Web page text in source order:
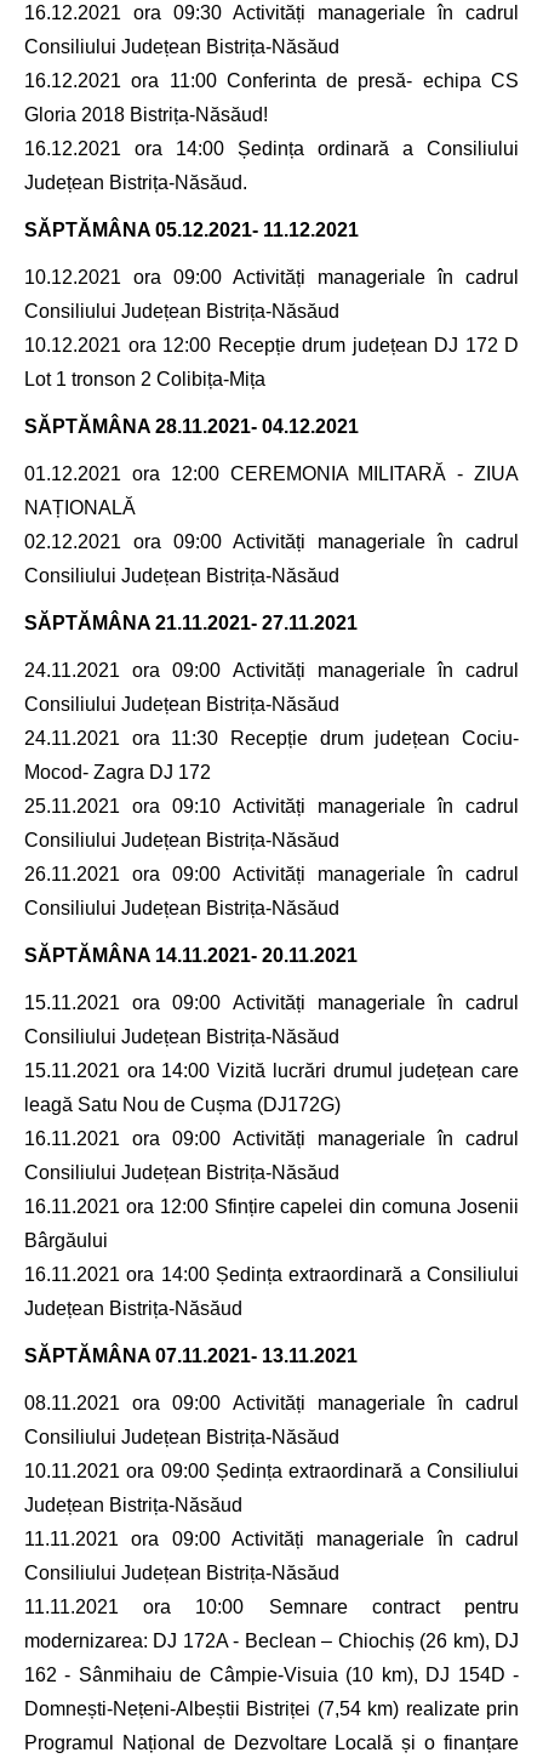
16.12.2021 ora 09:30 Activități manageriale în cadrul
Consiliului Județean Bistrița-Năsăud
16.12.2021 ora 11:00 Conferinta de presă- echipa CS
Gloria 2018 Bistrița-Năsăud!
16.12.2021 ora 14:00 Ședința ordinară a Consiliului
Județean Bistrița-Năsăud.
SĂPTĂMÂNA 05.12.2021- 11.12.2021
10.12.2021 ora 09:00 Activități manageriale în cadrul
Consiliului Județean Bistrița-Năsăud
10.12.2021 ora 12:00 Recepție drum județean DJ 172 D
Lot 1 tronson 2 Colibița-Mița
SĂPTĂMÂNA 28.11.2021- 04.12.2021
01.12.2021 ora 12:00 CEREMONIA MILITARĂ - ZIUA
NAȚIONALĂ
02.12.2021 ora 09:00 Activități manageriale în cadrul
Consiliului Județean Bistrița-Năsăud
SĂPTĂMÂNA 21.11.2021- 27.11.2021
24.11.2021 ora 09:00 Activități manageriale în cadrul
Consiliului Județean Bistrița-Năsăud
24.11.2021 ora 11:30 Recepție drum județean Cociu-
Mocod- Zagra DJ 172
25.11.2021 ora 09:10 Activități manageriale în cadrul
Consiliului Județean Bistrița-Năsăud
26.11.2021 ora 09:00 Activități manageriale în cadrul
Consiliului Județean Bistrița-Năsăud
SĂPTĂMÂNA 14.11.2021- 20.11.2021
15.11.2021 ora 09:00 Activități manageriale în cadrul
Consiliului Județean Bistrița-Năsăud
15.11.2021 ora 14:00 Vizită lucrări drumul județean care
leagă Satu Nou de Cușma (DJ172G)
16.11.2021 ora 09:00 Activități manageriale în cadrul
Consiliului Județean Bistrița-Năsăud
16.11.2021 ora 12:00 Sfințire capelei din comuna Josenii
Bârgăului
16.11.2021 ora 14:00 Ședința extraordinară a Consiliului
Județean Bistrița-Năsăud
SĂPTĂMÂNA 07.11.2021- 13.11.2021
08.11.2021 ora 09:00 Activități manageriale în cadrul
Consiliului Județean Bistrița-Năsăud
10.11.2021 ora 09:00 Ședința extraordinară a Consiliului
Județean Bistrița-Năsăud
11.11.2021 ora 09:00 Activități manageriale în cadrul
Consiliului Județean Bistrița-Năsăud
11.11.2021 ora 10:00 Semnare contract pentru
modernizarea: DJ 172A - Beclean – Chiochiș (26 km), DJ
162 - Sânmihaiu de Câmpie-Visuia (10 km), DJ 154D -
Domnești-Nețeni-Albeștii Bistriței (7,54 km) realizate prin
Programul Național de Dezvoltare Locală și o finanțare